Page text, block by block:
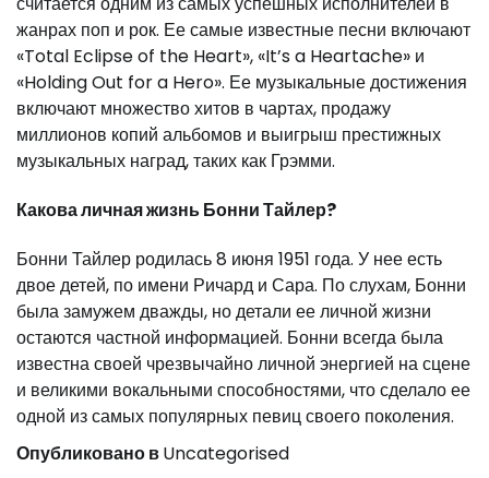
жанрах поп и рок. Ее самые известные песни включают
«Total Eclipse of the Heart», «It’s a Heartache» и
«Holding Out for a Hero». Ее музыкальные достижения
включают множество хитов в чартах, продажу
миллионов копий альбомов и выигрыш престижных
музыкальных наград, таких как Грэмми.
Какова личная жизнь Бонни Тайлер?
Бонни Тайлер родилась 8 июня 1951 года. У нее есть
двое детей, по имени Ричард и Сара. По слухам, Бонни
была замужем дважды, но детали ее личной жизни
остаются частной информацией. Бонни всегда была
известна своей чрезвычайно личной энергией на сцене
и великими вокальными способностями, что сделало ее
одной из самых популярных певиц своего поколения.
Опубликовано вUncategorised